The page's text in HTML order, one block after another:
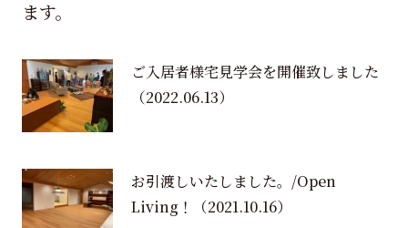
ます。
ご入居者様宅見学会を開催致しました
（2022.06.13）
お引渡しいたしました。/Open
Living！
（2021.10.16）